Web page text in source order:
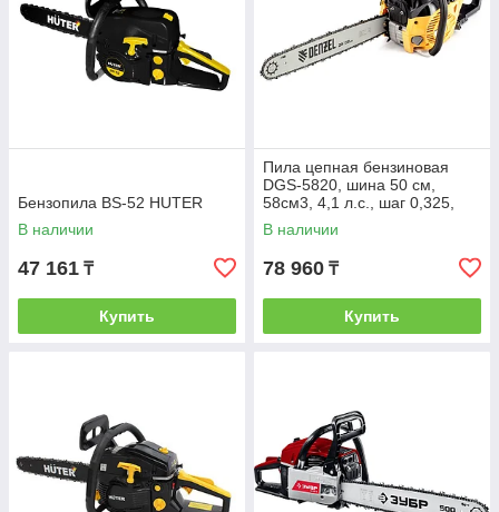
Бензопила BS-52 HUTER
В наличии
47 161 ₸
Купить
Пила цепная бензиновая
DGS-5820, шина 50 см,
58см3, 4,1 л.с., шаг 0,325,
паз 1,5 мм, 76 зв// Denzel
В наличии
78 960 ₸
Купить